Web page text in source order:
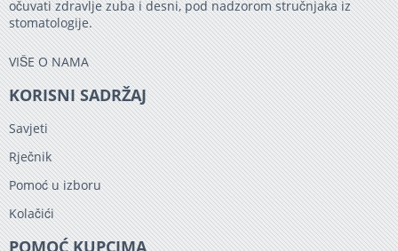
očuvati zdravlje zuba i desni, pod nadzorom stručnjaka iz
stomatologije.
VIŠE O NAMA
KORISNI SADRŽAJ
Savjeti
Rječnik
Pomoć u izboru
Kolačići